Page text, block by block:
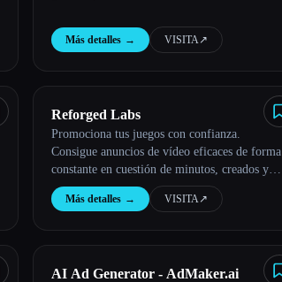
Más detalles → VISITA↗︎
Reforged Labs
Promociona tus juegos con confianza.
Consigue anuncios de vídeo eficaces de forma
constante en cuestión de minutos, creados y
optimizados por la IA
Más detalles → VISITA↗︎
AI Ad Generator - AdMaker.ai